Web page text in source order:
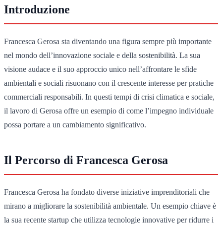
Introduzione
Francesca Gerosa sta diventando una figura sempre più importante
nel mondo dell’innovazione sociale e della sostenibilità. La sua
visione audace e il suo approccio unico nell’affrontare le sfide
ambientali e sociali risuonano con il crescente interesse per pratiche
commerciali responsabili. In questi tempi di crisi climatica e sociale,
il lavoro di Gerosa offre un esempio di come l’impegno individuale
possa portare a un cambiamento significativo.
Il Percorso di Francesca Gerosa
Francesca Gerosa ha fondato diverse iniziative imprenditoriali che
mirano a migliorare la sostenibilità ambientale. Un esempio chiave è
la sua recente startup che utilizza tecnologie innovative per ridurre i